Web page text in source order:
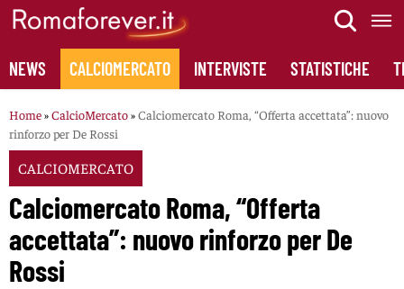
Skip
content
NEWS CALCIOMERCATO INTERVISTE STATISTICHE
Home»CalcioMercato»Calciomercato Roma, “Offerta accettata”: nuovo
rinforzo per De Rossi
CALCIOMERCATO
Calciomercato Roma, “Offerta
accettata”: nuovo rinforzo per De
Rossi